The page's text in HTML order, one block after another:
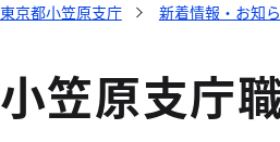
東京都小笠原支庁 新着情報・お知
小笠原支庁